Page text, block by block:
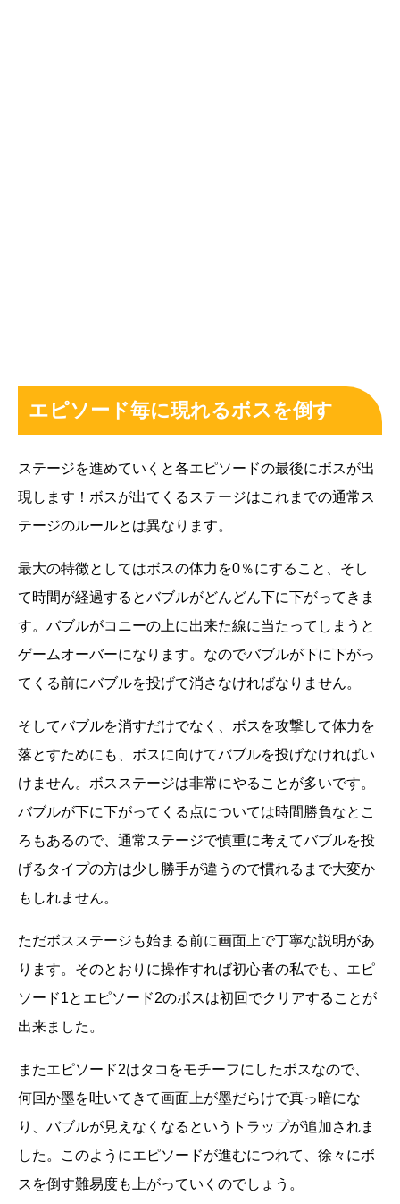
エピソード毎に現れるボスを倒す
ステージを進めていくと各エピソードの最後にボスが出
現します！ボスが出てくるステージはこれまでの通常ス
テージのルールとは異なります。
最大の特徴としてはボスの体力を0％にすること、そし
て時間が経過するとバブルがどんどん下に下がってきま
す。バブルがコニーの上に出来た線に当たってしまうと
ゲームオーバーになります。なのでバブルが下に下がっ
てくる前にバブルを投げて消さなければなりません。
そしてバブルを消すだけでなく、ボスを攻撃して体力を
落とすためにも、ボスに向けてバブルを投げなければい
けません。ボスステージは非常にやることが多いです。
バブルが下に下がってくる点については時間勝負なとこ
ろもあるので、通常ステージで慎重に考えてバブルを投
げるタイプの方は少し勝手が違うので慣れるまで大変か
もしれません。
ただボスステージも始まる前に画面上で丁寧な説明があ
ります。そのとおりに操作すれば初心者の私でも、エピ
ソード1とエピソード2のボスは初回でクリアすることが
出来ました。
またエピソード2はタコをモチーフにしたボスなので、
何回か墨を吐いてきて画面上が墨だらけで真っ暗にな
り、バブルが見えなくなるというトラップが追加されま
した。このようにエピソードが進むにつれて、徐々にボ
スを倒す難易度も上がっていくのでしょう。